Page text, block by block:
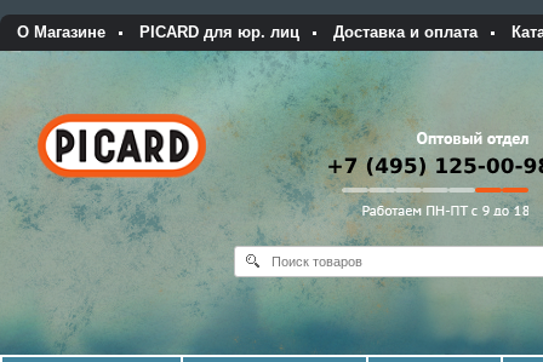
О Магазине PICARD для юр. лиц Доставка и оплата